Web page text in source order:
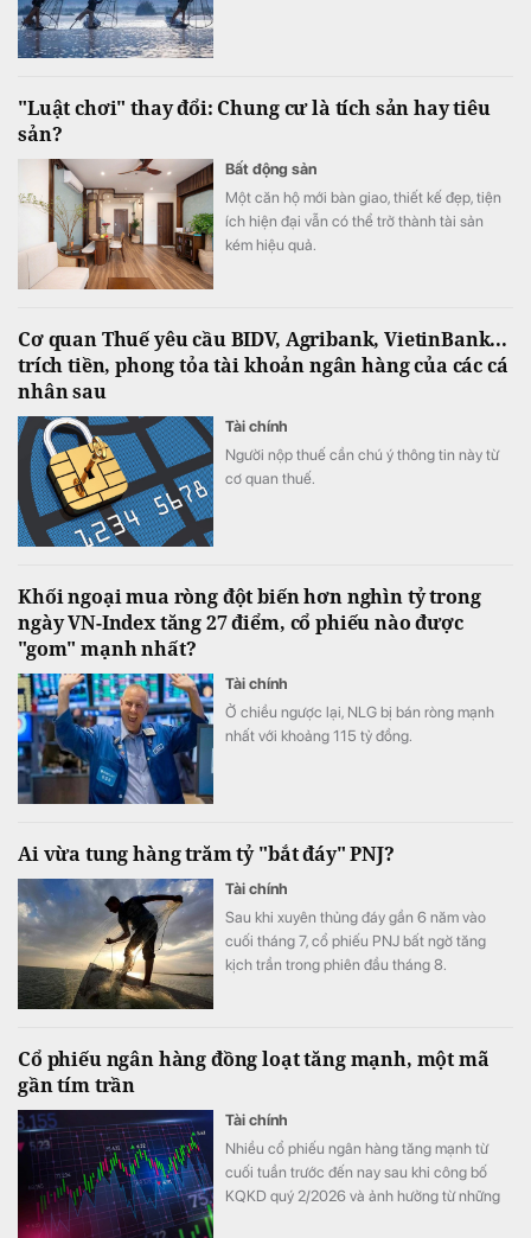
"Luật chơi" thay đổi: Chung cư là tích sản hay tiêu
sản?
Bất động sản
Một căn hộ mới bàn giao, thiết kế đẹp, tiện
ích hiện đại vẫn có thể trở thành tài sản
kém hiệu quả.
Cơ quan Thuế yêu cầu BIDV, Agribank, VietinBank...
trích tiền, phong tỏa tài khoản ngân hàng của các cá
nhân sau
Tài chính
Người nộp thuế cần chú ý thông tin này từ
cơ quan thuế.
Khối ngoại mua ròng đột biến hơn nghìn tỷ trong
ngày VN-Index tăng 27 điểm, cổ phiếu nào được
"gom" mạnh nhất?
Tài chính
Ở chiều ngược lại, NLG bị bán ròng mạnh
nhất với khoảng 115 tỷ đồng.
Ai vừa tung hàng trăm tỷ "bắt đáy" PNJ?
Tài chính
Sau khi xuyên thủng đáy gần 6 năm vào
cuối tháng 7, cổ phiếu PNJ bất ngờ tăng
kịch trần trong phiên đầu tháng 8.
Cổ phiếu ngân hàng đồng loạt tăng mạnh, một mã
gần tím trần
Tài chính
Nhiều cổ phiếu ngân hàng tăng mạnh từ
cuối tuần trước đến nay sau khi công bố
KQKD quý 2/2026 và ảnh hưởng từ những